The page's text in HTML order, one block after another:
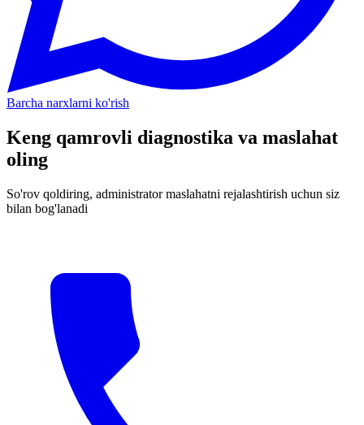
Barcha narxlarni ko'rish
Keng qamrovli diagnostika va maslahat
oling
So'rov qoldiring, administrator maslahatni rejalashtirish uchun siz
bilan bog'lanadi